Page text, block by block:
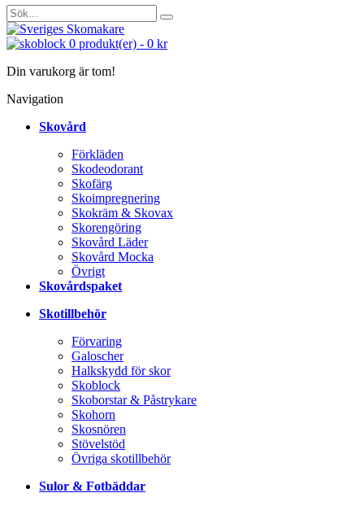
0 produkt(er) - 0 kr
Din varukorg är tom!
Navigation
Skovård
Förkläden
Skodeodorant
Skofärg
Skoimpregnering
Skokräm & Skovax
Skorengöring
Skovård Läder
Skovård Mocka
Övrigt
Skovårdspaket
Skotillbehör
Förvaring
Galoscher
Halkskydd för skor
Skoblock
Skoborstar & Påstrykare
Skohorn
Skosnören
Stövelstöd
Övriga skotillbehör
Sulor & Fotbäddar